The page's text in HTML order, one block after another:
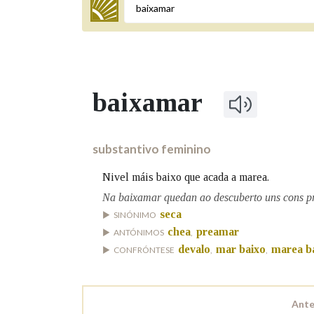
Termo a buscar
BUSCAR NOS LEMAS
Remata por
Contén
baixamar
substantivo feminino
Nivel máis baixo que acada a marea.
Na baixamar quedan ao descuberto uns cons
SINÓNIMO seca
ANTÓNIMOS chea, preamar
CONFRÓNTESE devalo, mar baixo, marea